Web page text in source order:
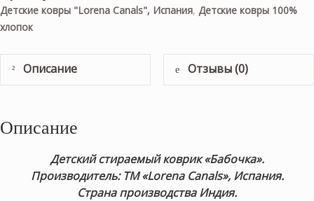
Детские ковры "Lorena Canals", Испания, Детские ковры 100%
хлопок
Описание Отзывы (0)
Описание
Детский стираемый коврик «Бабочка».
Производитель: ТМ «Lorena Canals», Испания.
Страна производства Индия.